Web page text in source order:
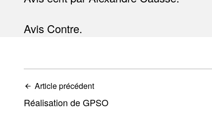
Avis Contre.
Article précédent
Réalisation de GPSO